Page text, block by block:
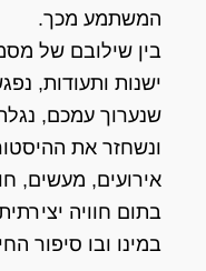
המשתמע מכך.
בין שילובם של
ישנות ותעודות,
שנערוך עמכם,
ונשחזר את
אירועים, מעשים,
בתום חוויה
במינו ובו סיפור